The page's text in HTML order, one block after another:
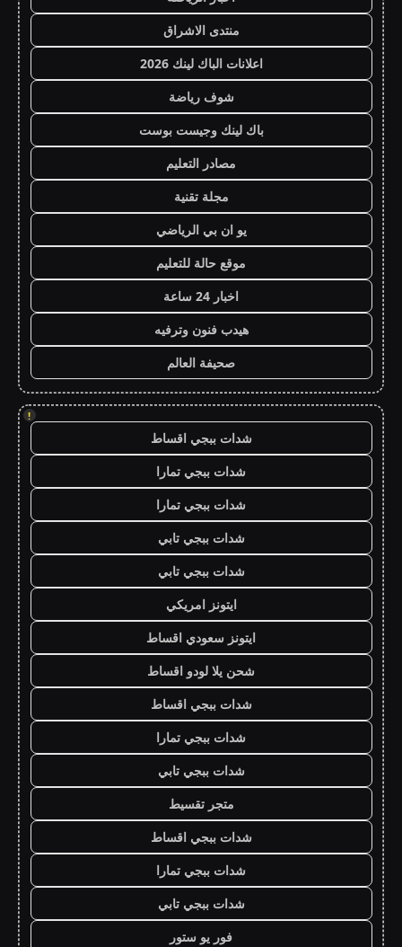
منتدى الاشراق
اعلانات الباك لينك 2026
شوف رياضة
باك لينك وجيست بوست
مصادر التعليم
مجلة تقنية
يو ان بي الرياضي
موقع حالة للتعليم
اخبار 24 ساعة
هيدب فنون وترفيه
صحيفة العالم
!
شدات ببجي اقساط
شدات ببجي تمارا
شدات ببجي تمارا
شدات ببجي تابي
شدات ببجي تابي
ايتونز امريكي
ايتونز سعودي اقساط
شحن يلا لودو اقساط
شدات ببجي اقساط
شدات ببجي تمارا
شدات ببجي تابي
متجر تقسيط
شدات ببجي اقساط
شدات ببجي تمارا
شدات ببجي تابي
فور يو ستور